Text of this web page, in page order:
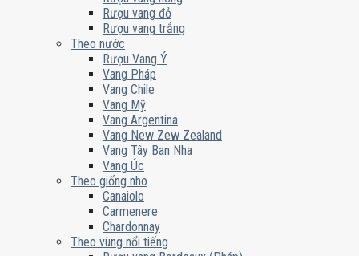
Rượu vang đỏ
Rượu vang trắng
Theo nước
Rượu Vang Ý
Vang Pháp
Vang Chile
Vang Mỹ
Vang Argentina
Vang New Zew Zealand
Vang Tây Ban Nha
Vang Úc
Theo giống nho
Canaiolo
Carmenere
Chardonnay
Theo vùng nổi tiếng